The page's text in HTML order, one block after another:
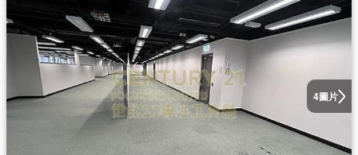
4圖片